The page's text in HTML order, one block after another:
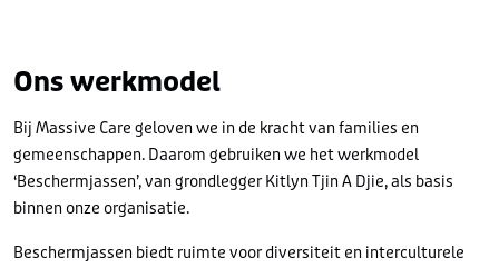
Ons werkmodel
Bij Massive Care geloven we in de kracht van families en
gemeenschappen. Daarom gebruiken we het werkmodel
‘Beschermjassen’, van grondlegger Kitlyn Tjin A Djie, als basis
binnen onze organisatie.
Beschermjassen biedt ruimte voor diversiteit en interculturele